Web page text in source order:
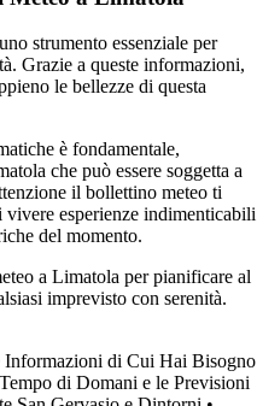
strumento essenziale per
Grazie a queste informazioni,
le bellezze di questa
è fondamentale,
che può essere soggetta a
il bollettino meteo ti
esperienze indimenticabili
del momento.
a Limatola per pianificare al
imprevisto con serenità.
di Cui Hai Bisogno
di Domani e le Previsioni